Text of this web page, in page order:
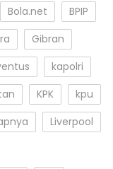
Bola.net
BPIP
Gibran
kapolri
KPK
kpu
Liverpool